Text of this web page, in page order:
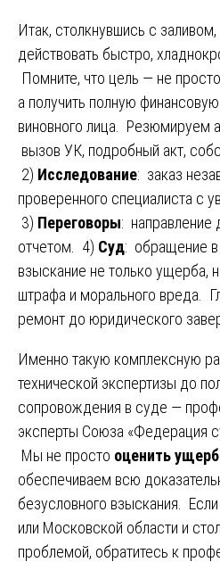
Итак, столкнувшись с
действовать быстро,
Помните, что цель — не
а получить полную
виновного лица. Резюмируем
вызов УК, подробный акт,
2) Исследование: заказ
проверенного специалиста с
3) Переговоры: направление
отчетом. 4) Суд: обращение в
взыскание не только ущерба,
штрафа и морального вреда.
ремонт до юридического
Именно такую комплексную
технической экспертизы до
сопровождения в суде —
эксперты Союза «Федерация
Мы не просто оценить
обеспечиваем всю
безусловного взыскания.
или Московской области и
проблемой, обратитесь к